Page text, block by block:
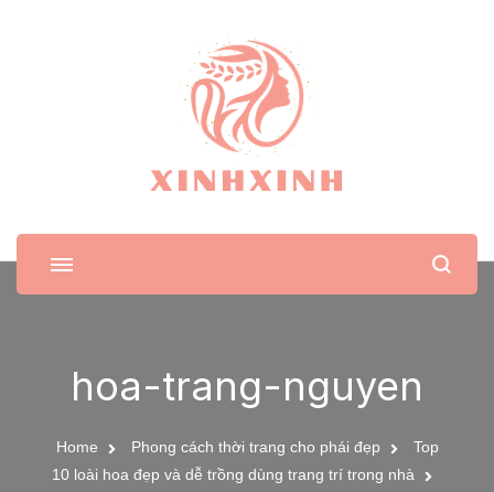
XinhXinh
Trang tin tức cho phái đẹp
hoa-trang-nguyen
Home Phong cách thời trang cho phái đẹp
Top
10 loài hoa đẹp và dễ trồng dùng trang trí trong nhà